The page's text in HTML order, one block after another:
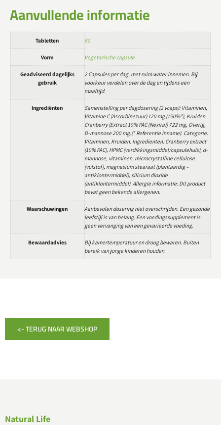
Aanvullende informatie
Tabletten 60
Vorm Vegetarische capsule
Geadviseerd dagelijks
gebruik
2 Capsules per dag, met ruim water innemen. Bij
voorkeur verdelen over de dag en tijdens een
maaltijd.
Ingrediënten
Samenstelling per dagdosering (2 vcaps): Vitaminen,
Vitamine C (Ascorbinezuur) 120 mg (150%*), Kruiden,
Cranberry (Extract 10% PAC (Nexira)) 722 mg, Overig,
D-mannose 200 mg.(* Referentie Inname). Categorie:
Vitaminen, Kruiden. Ingredienten: Cranberry extract
(10% PAC), HPMC (verdikkingsmiddel/capsulehuls), d-
mannose, vitaminen, microcrystalline cellulose
(vulstof), magnesium stearaat (plantaardig –
antiklontermiddel), silicium dioxide
(antiklontermiddel). Allergie informatie: Dit product
bevat geen bekende allergenen.
Waarschuwingen
Aanbevolen dosering niet overschrijden. Een gezonde
leefstijl is van belang. Een voedingssupplement is
geen vervanging van een gevarieerde voeding.
Bewaardadvies
Bij kamertemperatuur en droog bewaren. Buiten
bereik van jonge kinderen houden.
<- TERUG NAAR WEBSHOP
Natural Life